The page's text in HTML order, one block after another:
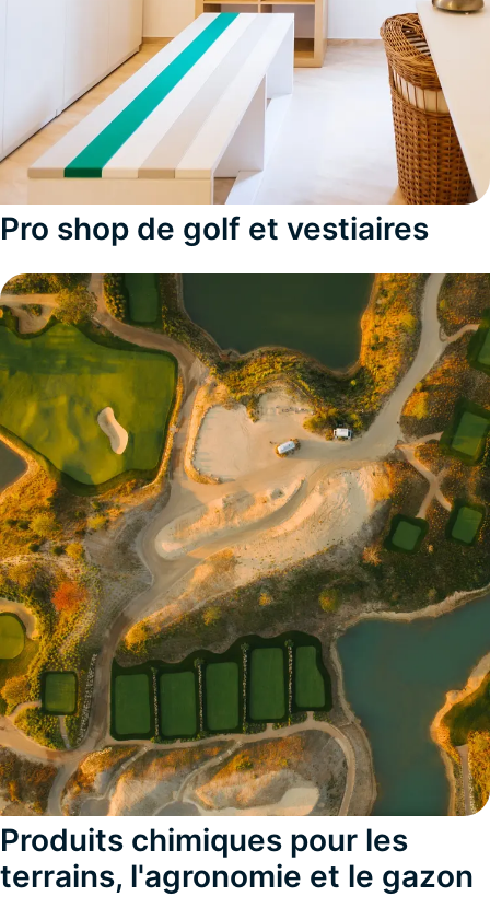
Pro shop de golf et vestiaires
Produits chimiques pour les
terrains, l'agronomie et le gazon